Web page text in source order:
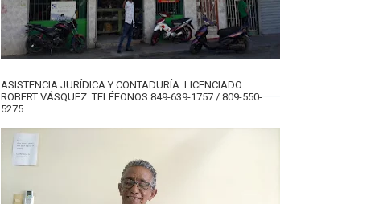
ASISTENCIA JURÍDICA Y CONTADURÍA. LICENCIADO
ROBERT VÁSQUEZ. TELÉFONOS 849-639-1757 / 809-550-
5275